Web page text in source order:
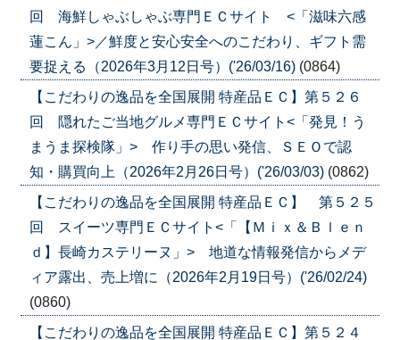
回 海鮮しゃぶしゃぶ専門ＥＣサイト <「滋味六感
蓮こん」>／鮮度と安心安全へのこだわり、ギフト需
要捉える（2026年3月12日号）('26/03/16) (0864)
【こだわりの逸品を全国展開 特産品ＥＣ】第５２６
回 隠れたご当地グルメ専門ＥＣサイト<「発見！う
まうま探検隊」> 作り手の思い発信、ＳＥＯで認
知・購買向上（2026年2月26日号）('26/03/03) (0862)
【こだわりの逸品を全国展開 特産品ＥＣ】 第５２５
回 スイーツ専門ＥＣサイト<「【Ｍｉｘ＆Ｂｌｅｎ
ｄ】長崎カステリーヌ」> 地道な情報発信からメデ
ィア露出、売上増に（2026年2月19日号）('26/02/24)
(0860)
【こだわりの逸品を全国展開 特産品ＥＣ】第５２４